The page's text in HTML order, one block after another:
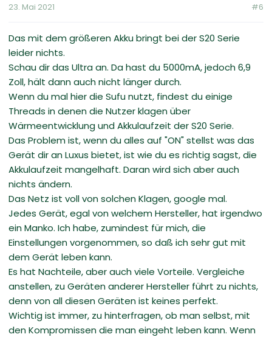
23. Mai 2021 #6
Das mit dem größeren Akku bringt bei der S20 Serie
leider nichts.
Schau dir das Ultra an. Da hast du 5000mA, jedoch 6,9
Zoll, hält dann auch nicht länger durch.
Wenn du mal hier die Sufu nutzt, findest du einige
Threads in denen die Nutzer klagen über
Wärmeentwicklung und Akkulaufzeit der S20 Serie.
Das Problem ist, wenn du alles auf "ON" stellst was das
Gerät dir an Luxus bietet, ist wie du es richtig sagst, die
Akkulaufzeit mangelhaft. Daran wird sich aber auch
nichts ändern.
Das Netz ist voll von solchen Klagen, google mal.
Jedes Gerät, egal von welchem Hersteller, hat irgendwo
ein Manko. Ich habe, zumindest für mich, die
Einstellungen vorgenommen, so daß ich sehr gut mit
dem Gerät leben kann.
Es hat Nachteile, aber auch viele Vorteile. Vergleiche
anstellen, zu Geräten anderer Hersteller führt zu nichts,
denn von all diesen Geräten ist keines perfekt.
Wichtig ist immer, zu hinterfragen, ob man selbst, mit
den Kompromissen die man eingeht leben kann. Wenn